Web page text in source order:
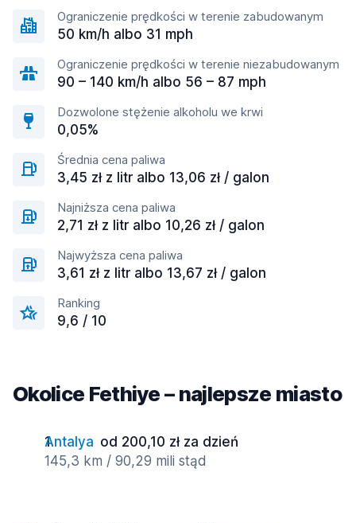
Ograniczenie prędkości w terenie zabudowanym
50 km/h albo 31 mph
Ograniczenie prędkości w terenie niezabudowanym
90 – 140 km/h albo 56 – 87 mph
Dozwolone stężenie alkoholu we krwi
0,05%
Średnia cena paliwa
3,45 zł z litr albo 13,06 zł / galon
Najniższa cena paliwa
2,71 zł z litr albo 10,26 zł / galon
Najwyższa cena paliwa
3,61 zł z litr albo 13,67 zł / galon
Ranking
9,6 / 10
Okolice Fethiye – najlepsze miasto
Antalya od 200,10 zł za dzień
145,3 km / 90,29 mili stąd